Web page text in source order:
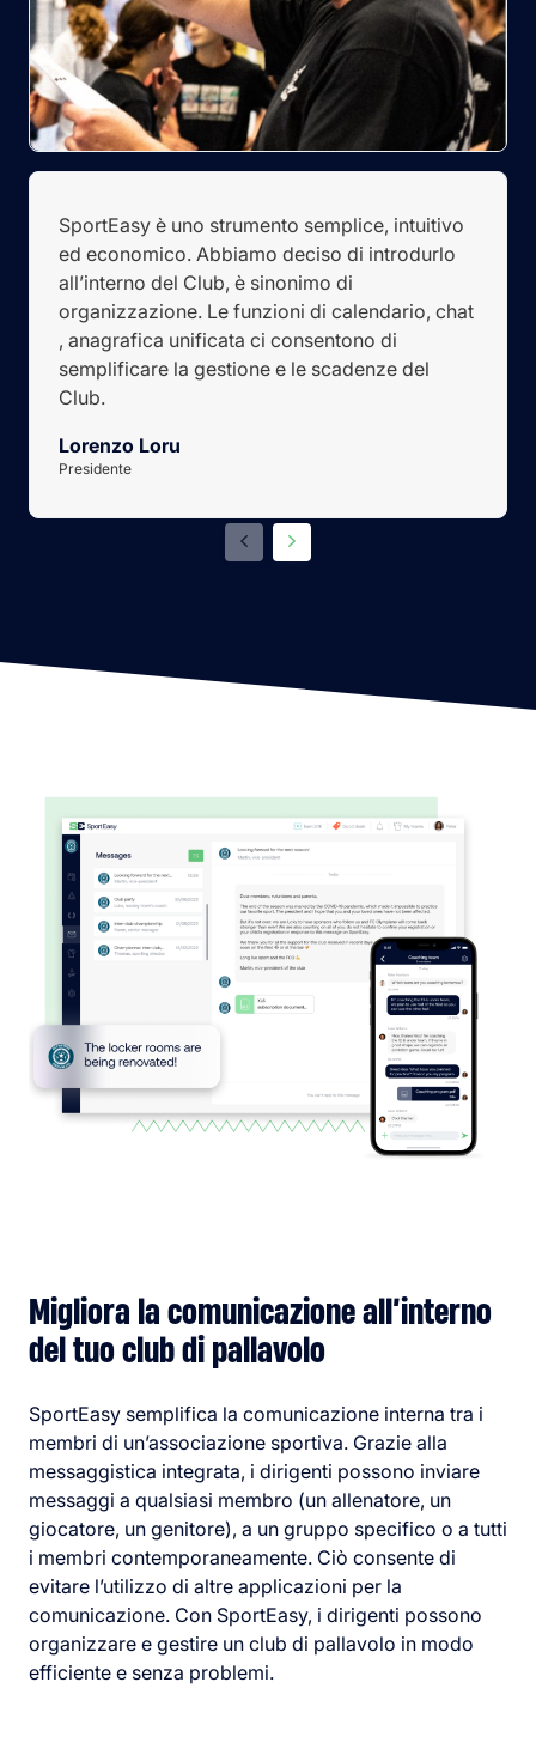
SportEasy è uno strumento semplice, intuitivo
ed economico. Abbiamo deciso di introdurlo
all’interno del Club, è sinonimo di
organizzazione. Le funzioni di calendario, chat
, anagrafica unificata ci consentono di
semplificare la gestione e le scadenze del
Club.
Lorenzo Loru
Presidente
Migliora la comunicazione all’interno
del tuo club di pallavolo
SportEasy semplifica la comunicazione interna tra i
membri di un’associazione sportiva. Grazie alla
messaggistica integrata, i dirigenti possono inviare
messaggi a qualsiasi membro (un allenatore, un
giocatore, un genitore), a un gruppo specifico o a tutti
i membri contemporaneamente. Ciò consente di
evitare l’utilizzo di altre applicazioni per la
comunicazione. Con SportEasy, i dirigenti possono
organizzare e gestire un club di pallavolo in modo
efficiente e senza problemi.